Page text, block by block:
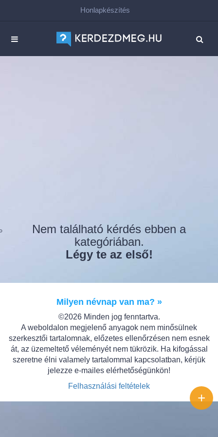
Honlapkészítés
Nem található kérdés ebben a
kategóriában.
Légy te az első!
Milyen névnap van ma? »
©2026 Minden jog fenntartva.
A weboldalon megjelenő anyagok nem minősülnek
szerkesztői tartalomnak, előzetes ellenőrzésen nem esnek
át, az üzemeltető véleményét nem tükrözik. Ha kifogással
szeretne élni valamely tartalommal kapcsolatban, kérjük
jelezze e-mailes elérhetőségünkön!
Felhasználási feltételek
+